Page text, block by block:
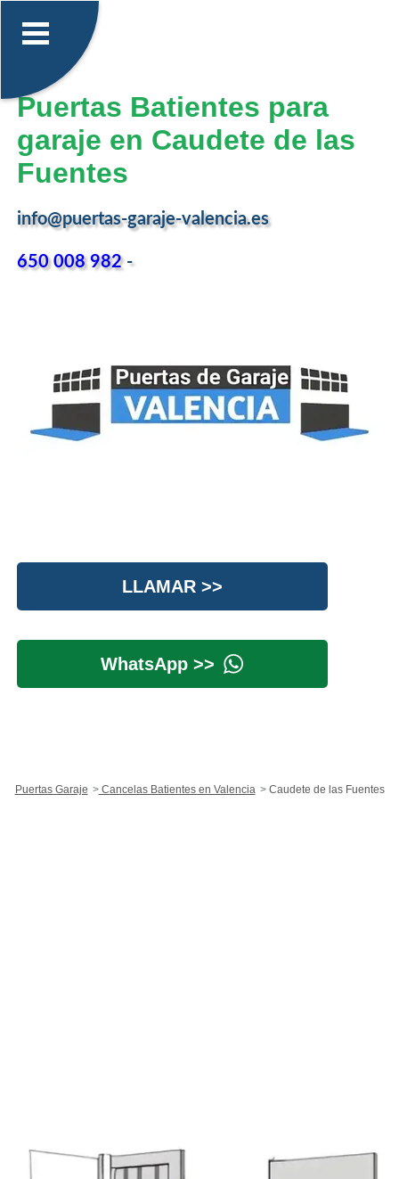
Puertas Batientes para
garaje en Caudete de las
Fuentes
info@puertas-garaje-valencia.es
650 008 982-
LLAMAR >>
WhatsApp >>
Puertas Garaje Cancelas Batientes en Valencia Caudete de las Fuentes